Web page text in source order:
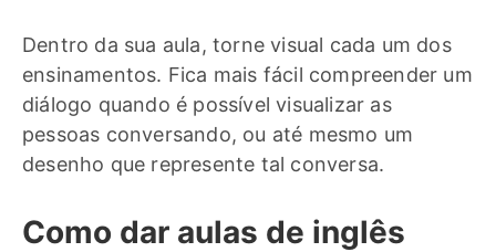
Dentro da sua aula, torne visual cada um dos
ensinamentos. Fica mais fácil compreender um
diálogo quando é possível visualizar as
pessoas conversando, ou até mesmo um
desenho que represente tal conversa.
Como dar aulas de inglês